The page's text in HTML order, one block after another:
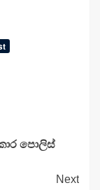
පොලිස්
Next